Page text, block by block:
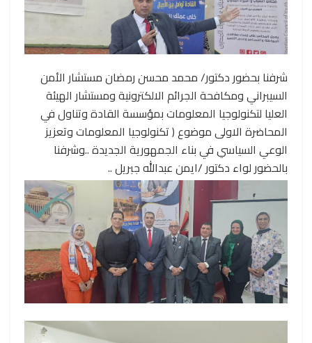
شرفنا بحضور دكتور/ محمد محسن رمضان مستشار الأمن
السيبراني ومكافحة الجرائم الالكترونية ومستشار الهيئة
العليا لتكنولوجيا المعلومات بمؤسسة القادة وتناول في
المحاضرة الاولى موضوع ( تكنولوجيا المعلومات وتعزيز
الوعي السياسي في بناء الجمهورية الجديدة ..وشرفنا
بالحضور لواء دكتور /ايمن عبدالله جبريل ..